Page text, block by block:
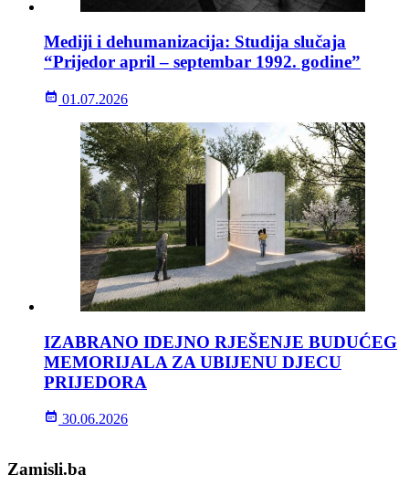
Mediji i dehumanizacija: Studija slučaja
“Prijedor april – septembar 1992. godine”
01.07.2026
IZABRANO IDEJNO RJEŠENJE BUDUĆEG
MEMORIJALA ZA UBIJENU DJECU
PRIJEDORA
30.06.2026
Zamisli.ba